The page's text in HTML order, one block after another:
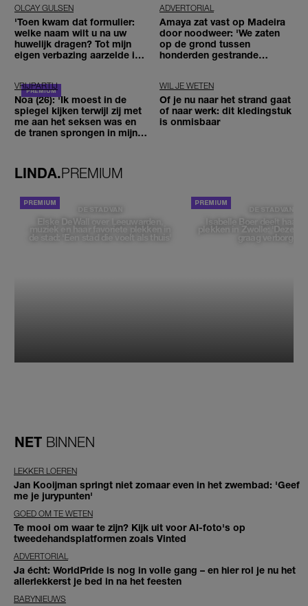
OLCAY GULSEN
'Toen kwam dat formulier:
welke naam wilt u na uw
huwelijk dragen? Tot mijn
eigen verbazing aarzelde ik
ADVERTORIAL
Amaya zat vast op Madeira
door noodweer: 'We zaten
op de grond tussen
honderden gestrande
VRIJPARTIJ
Noa (26): 'Ik moest in de
spiegel kijken terwijl zij met
me aan het seksen was en
de tranen sprongen in mijn
WIL JE WETEN
Of je nu naar het strand gaat
of naar werk: dit kledingstuk
is onmisbaar
LINDA.PREMIUM
DE STAD VAN
Elske DeWall over Leeuwarden,
muziek en haar favoriete plekken in
de stad: 'Een stad die voelt als thuis'
DE STAD VAN
Isabelle Boer deelt haar
plekken in Zwolle: 'Deze
graag verborgen'
NET BINNEN
LEKKER LOEREN
Jan Kooijman springt niet zomaar even in het zwembad: 'Geef
me je jurypunten'
GOED OM TE WETEN
Te mooi om waar te zijn? Kijk uit voor AI-foto's op
tweedehandsplatformen zoals Vinted
ADVERTORIAL
Ja écht: WorldPride is nog in volle gang – en hier rol je nu het
allerlekkerst je bed in na het feesten
BABYNIEUWS